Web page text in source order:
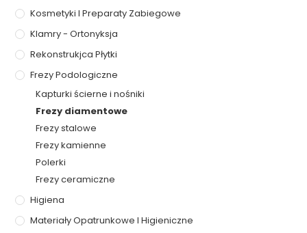
Kosmetyki I Preparaty Zabiegowe
Klamry - Ortonyksja
Rekonstrukjca Płytki
Frezy Podologiczne
Kapturki ścierne i nośniki
Frezy diamentowe
Frezy stalowe
Frezy kamienne
Polerki
Frezy ceramiczne
Higiena
Materiały Opatrunkowe I Higieniczne